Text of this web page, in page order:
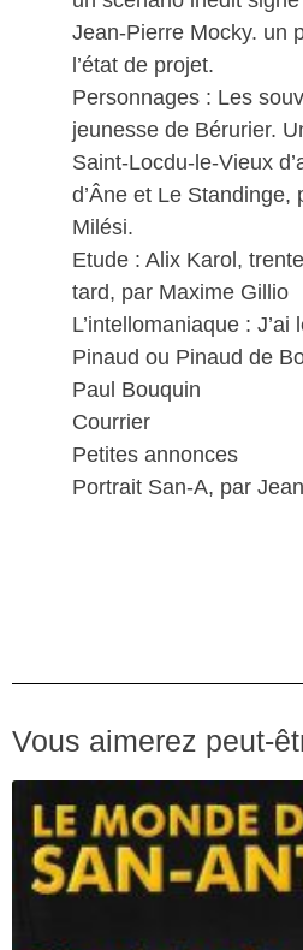
Jean-Pierre Mocky. un
l’état de projet.
Personnages : Les
jeunesse de Bérurier.
Saint-Locdu-le-Vieux
d’Âne et Le Standinge,
Milési.
Etude : Alix Karol,
tard, par Maxime Gillio
L’intellomaniaque : J’ai
Pinaud ou Pinaud de
Paul Bouquin
Courrier
Petites annonces
Portrait San-A, par
Vous aimerez peut-